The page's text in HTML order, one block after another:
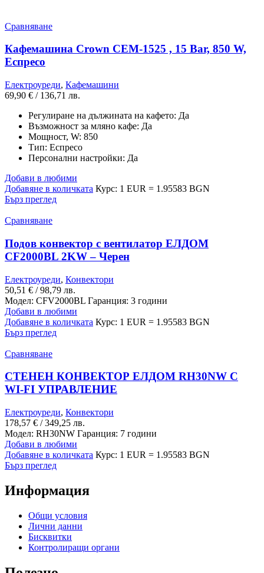
Сравняване
Кафемашина Crown CEM-1525 , 15 Bar, 850 W,
Еспресо
Електроуреди, Кафемашини
69,90 € / 136,71 лв.
Регулиране на дължината на кафето: Да
Възможност за мляно кафе: Да
Мощност, W: 850
Тип: Еспресо
Персонални настройки: Да
Добави в любими
Добавяне в количката Курс: 1 EUR = 1.95583 BGN
Бърз преглед
Сравняване
Подов конвектор с вентилатор ЕЛДОМ
CF2000BL 2KW – Черен
Електроуреди, Конвектори
50,51 € / 98,79 лв.
Модел: CFV2000BL Гаранция: 3 години
Добави в любими
Добавяне в количката Курс: 1 EUR = 1.95583 BGN
Бърз преглед
Сравняване
СТЕНЕН КОНВЕКТОР ЕЛДОМ RH30NW С
WI-FI УПРАВЛЕНИЕ
Електроуреди, Конвектори
178,57 € / 349,25 лв.
Модел: RH30NW Гаранция: 7 години
Добави в любими
Добавяне в количката Курс: 1 EUR = 1.95583 BGN
Бърз преглед
Информация
Общи условия
Лични данни
Бисквитки
Контролиращи органи